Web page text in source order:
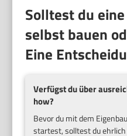
Solltest du
selbst bauen
Eine
Verfügst du über
how?
Bevor du mit dem
startest, solltest du